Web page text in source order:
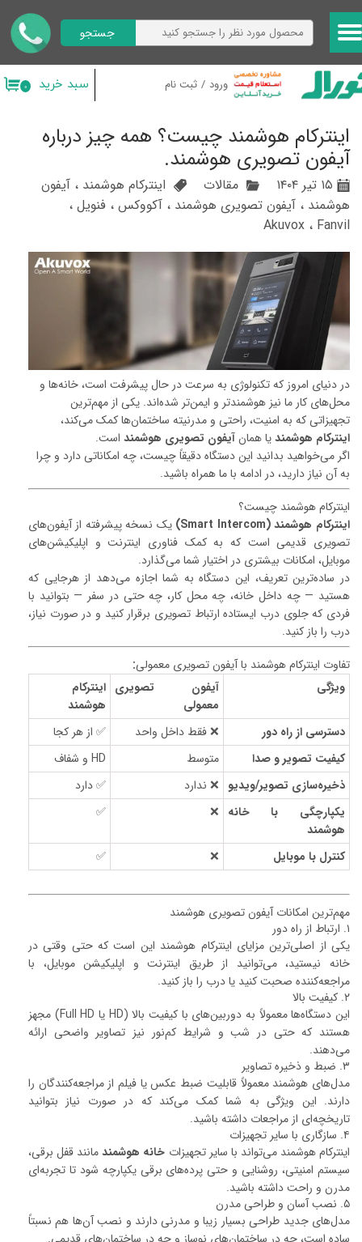
ورود / ثبت نام
حساب کاربری من
تغییر گذر واژه
خروج از حساب کاربری
جستجو
۰ سبد خرید
اینترکام هوشمند چیست؟ همه چیز درباره
آیفون تصویری هوشمند.
۱۵ تیر ۱۴۰۴ مقالات اینترکام هوشمند ، آیفون
هوشمند ، آیفون تصویری هوشمند ، آکووکس ، فنویل ،
Akuvox ، Fanvil
در دنیای امروز که تکنولوژی به سرعت در حال پیشرفت است، خانه‌ها و
محل‌های کار ما نیز هوشمندتر و ایمن‌تر شده‌اند. یکی از مهم‌ترین
تجهیزاتی که به امنیت، راحتی و مدرنیته ساختمان‌ها کمک می‌کند،
اینترکام هوشمندیا همانآیفون تصویری هوشمند است.
اگر می‌خواهید بدانید این دستگاه دقیقاً چیست، چه امکاناتی دارد و چرا
به آن نیاز دارید، در ادامه با ما همراه باشید.
اینترکام هوشمند چیست؟
اینترکام هوشمند (Smart Intercom)
یک نسخه پیشرفته از آیفون‌های
تصویری قدیمی است که به کمک فناوری اینترنت و اپلیکیشن‌های
موبایل، امکانات بیشتری در اختیار شما می‌گذارد.
در ساده‌ترین تعریف، این دستگاه به شما اجازه می‌دهد از هرجایی که
هستید — چه داخل خانه، چه محل کار، چه حتی در سفر — بتوانید با
فردی که جلوی درب ایستاده ارتباط تصویری برقرار کنید و در صورت نیاز،
درب را باز کنید.
تفاوت اینترکام هوشمند با آیفون تصویری معمولی:
ویژگی
آیفون تصویری
معمولی
اینترکام
هوشمند
دسترسی از راه دور
❌ فقط داخل واحد
✅ از هر کجا
کیفیت تصویر و صدا
متوسط
HD و شفاف
ذخیره‌سازی تصویر/ویدیو ❌ ندارد
✅ دارد
یکپارچگی با خانه
هوشمند
❌
✅
کنترل با موبایل ❌
✅
مهم‌ترین امکانات آیفون تصویری هوشمند
۱. ارتباط از راه دور
یکی از اصلی‌ترین مزایای اینترکام هوشمند این است که حتی وقتی در
خانه نیستید، می‌توانید از طریق اینترنت و اپلیکیشن موبایل، با
مراجعه‌کننده صحبت کنید یا درب را باز کنید.
۲. کیفیت بالا
این دستگاه‌ها معمولاً به دوربین‌های با کیفیت بالا (HD یا Full HD) مجهز
هستند که حتی در شب و شرایط کم‌نور نیز تصاویر واضحی ارائه
می‌دهند.
۳. ضبط و ذخیره تصاویر
مدل‌های هوشمند معمولاً قابلیت ضبط عکس یا فیلم از مراجعه‌کنندگان را
دارند. این ویژگی به شما کمک می‌کند که در صورت نیاز بتوانید
تاریخچه‌ای از مراجعات داشته باشید.
۴. سازگاری با سایر تجهیزات
اینترکام هوشمند می‌تواند با سایر تجهیزات خانه هوشمندمانند قفل برقی،
سیستم امنیتی، روشنایی و حتی پرده‌های برقی یکپارچه شود تا تجربه‌ای
مدرن و راحت داشته باشید.
۵. نصب آسان و طراحی مدرن
مدل‌های جدید طراحی بسیار زیبا و مدرنی دارند و نصب آن‌ها هم نسبتاً